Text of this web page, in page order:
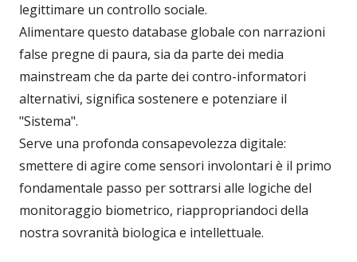
legittimare un controllo sociale.
Alimentare questo database globale con narrazioni
false pregne di paura, sia da parte dei media
mainstream che da parte dei contro-informatori
alternativi, significa sostenere e potenziare il
"Sistema".
Serve una profonda consapevolezza digitale:
smettere di agire come sensori involontari è il primo
fondamentale passo per sottrarsi alle logiche del
monitoraggio biometrico, riappropriandoci della
nostra sovranità biologica e intellettuale.